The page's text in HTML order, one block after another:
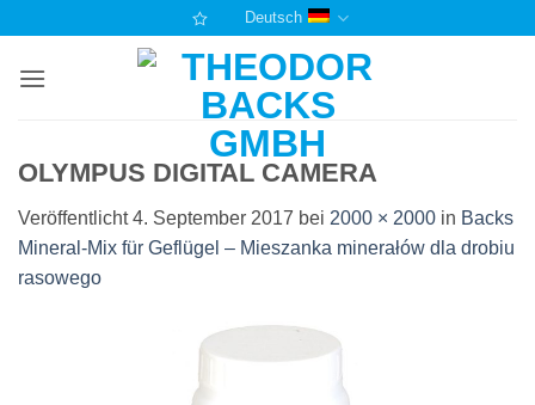
springen
Deutsch
OLYMPUS DIGITAL CAMERA
Veröffentlicht4. September 2017 bei 2000 × 2000 in Backs
Mineral-Mix für Geflügel – Mieszanka minerałów dla drobiu
rasowego